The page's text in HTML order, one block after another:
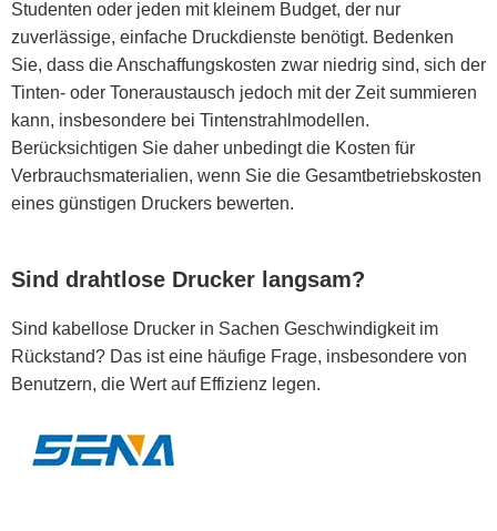
Studenten oder jeden mit kleinem Budget, der nur
zuverlässige, einfache Druckdienste benötigt. Bedenken
Sie, dass die Anschaffungskosten zwar niedrig sind, sich der
Tinten- oder Toneraustausch jedoch mit der Zeit summieren
kann, insbesondere bei Tintenstrahlmodellen.
Berücksichtigen Sie daher unbedingt die Kosten für
Verbrauchsmaterialien, wenn Sie die Gesamtbetriebskosten
eines günstigen Druckers bewerten.
Sind drahtlose Drucker langsam?
Sind kabellose Drucker in Sachen Geschwindigkeit im
Rückstand? Das ist eine häufige Frage, insbesondere von
Benutzern, die Wert auf Effizienz legen.